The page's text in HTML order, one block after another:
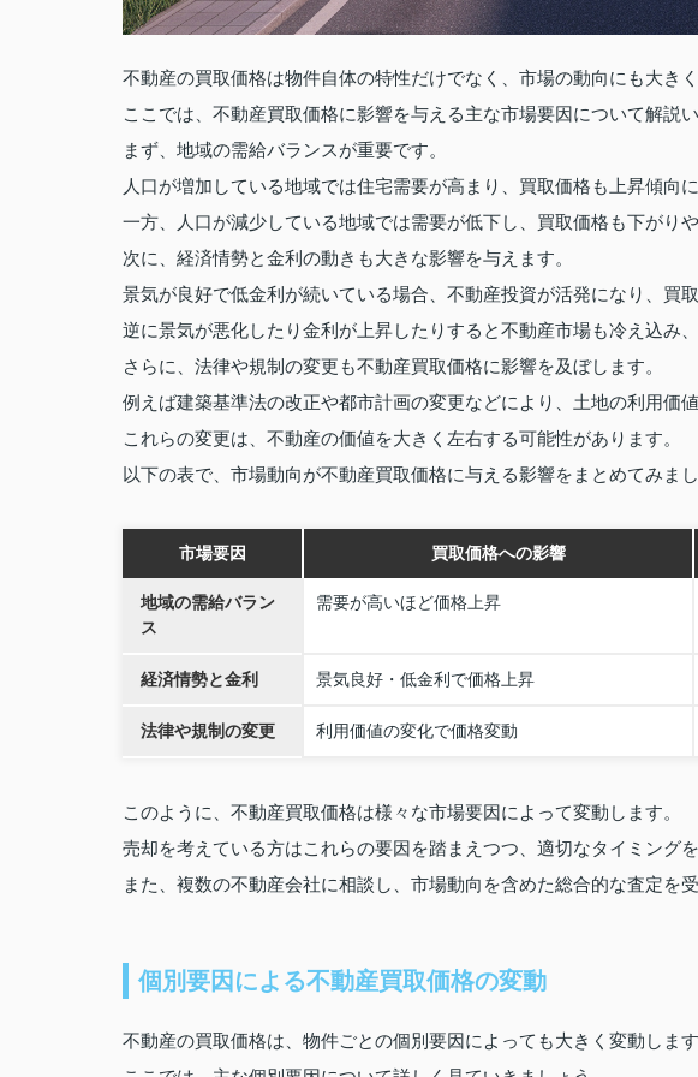
不動産の買取価格は物件自体の特性だけでなく、市場の動向にも大きく
ここでは、不動産買取価格に影響を与える主な市場要因について解説い
まず、地域の需給バランスが重要です。
人口が増加している地域では住宅需要が高まり、買取価格も上昇傾向に
一方、人口が減少している地域では需要が低下し、買取価格も下がりや
次に、経済情勢と金利の動きも大きな影響を与えます。
景気が良好で低金利が続いている場合、不動産投資が活発になり、買
逆に景気が悪化したり金利が上昇したりすると不動産市場も冷え込み
さらに、法律や規制の変更も不動産買取価格に影響を及ぼします。
例えば建築基準法の改正や都市計画の変更などにより、土地の利用価
これらの変更は、不動産の価値を大きく左右する可能性があります。
以下の表で、市場動向が不動産買取価格に与える影響をまとめてみまし
市場要因 買取価格への影響
地域の需給バラン
ス
需要が高いほど価格上昇
経済情勢と金利 景気良好・低金利で価格上昇
法律や規制の変更 利用価値の変化で価格変動
このように、不動産買取価格は様々な市場要因によって変動します。
売却を考えている方はこれらの要因を踏まえつつ、適切なタイミング
また、複数の不動産会社に相談し、市場動向を含めた総合的な査定を
個別要因による不動産買取価格の変動
不動産の買取価格は、物件ごとの個別要因によっても大きく変動します